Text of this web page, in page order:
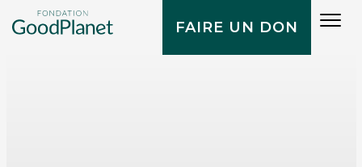
FAIRE UN DON